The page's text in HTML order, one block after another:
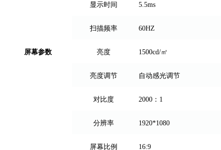
屏幕参数
显示时间 5.5ms
扫描频率 60HZ
亮度 1500cd/㎡
亮度调节 自动感光调节
对比度 2000：1
分辨率 1920*1080
屏幕比例 16:9